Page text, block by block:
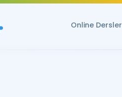
Online Dersler